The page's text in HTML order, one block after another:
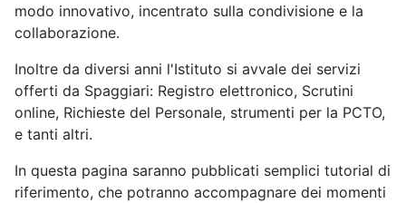
modo innovativo, incentrato sulla condivisione e la
collaborazione.
Inoltre da diversi anni l'Istituto si avvale dei servizi
offerti da Spaggiari: Registro elettronico, Scrutini
online, Richieste del Personale, strumenti per la PCTO,
e tanti altri.
In questa pagina saranno pubblicati semplici tutorial di
riferimento, che potranno accompagnare dei momenti